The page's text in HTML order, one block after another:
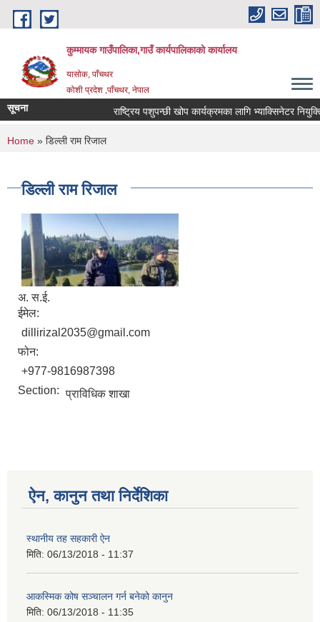
Skip to main content
कुम्मायक गाउँपालिका,गाउँ कार्यपालिकाको कार्यालय
यासोक, पाँचथर
कोशी प्रदेश ,पाँचथर, नेपाल
सूचना राष्ट्रिय पशुपन्छी खोप कार्यक्रमका लागि भ्याक्सिनेटर
You are here
Home » डिल्ली राम रिजाल
डिल्ली राम रिजाल
अ. स.ई.
ईमेल:
dillirizal2035@gmail.com
फोन:
+977-9816987398
Section: प्राविधिक शाखा
ऐन, कानुन तथा निर्देशिका
स्थानीय तह सहकारी ऐन
मिति: 06/13/2018 - 11:37
आकस्मिक कोष सञ्चालन गर्न बनेको कानुन
मिति: 06/13/2018 - 11:35